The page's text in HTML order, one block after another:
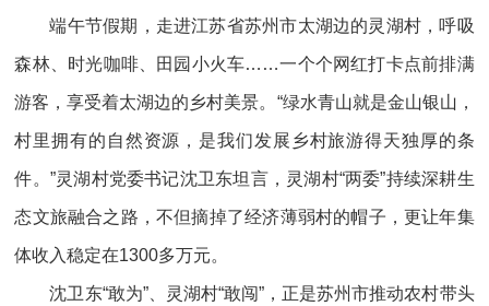
端午节假期，走进江苏省苏州市太湖边的灵湖村，呼吸
森林、时光咖啡、田园小火车……一个个网红打卡点前排满
游客，享受着太湖边的乡村美景。“绿水青山就是金山银山，
村里拥有的自然资源，是我们发展乡村旅游得天独厚的条
件。”灵湖村党委书记沈卫东坦言，灵湖村“两委”持续深耕生
态文旅融合之路，不但摘掉了经济薄弱村的帽子，更让年集
体收入稳定在1300多万元。
沈卫东“敢为”、灵湖村“敢闯”，正是苏州市推动农村带头